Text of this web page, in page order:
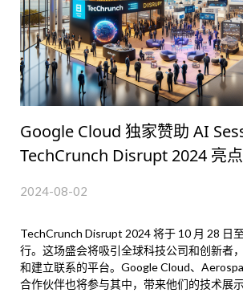
Google Cloud 独家赞助 AI
TechCrunch Disrupt 2024 亮点
2024-08-02
TechCrunch Disrupt 2024 将于 10 月 28 日
行。这场盛会将吸引全球科技公司和创新者
和建立联系的平台。Google Cloud、
合作伙伴也将参与其中，带来他们的技术展示